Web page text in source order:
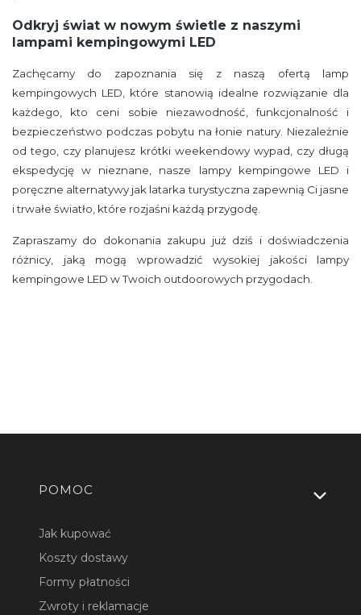
Odkryj świat w nowym świetle z naszymi
lampami kempingowymi LED
Zachęcamy do zapoznania się z naszą ofertą lamp
kempingowych LED, które stanowią idealne rozwiązanie dla
każdego, kto ceni sobie niezawodność, funkcjonalność i
bezpieczeństwo podczas pobytu na łonie natury. Niezależnie
od tego, czy planujesz krótki weekendowy wypad, czy długą
ekspedycję w nieznane, nasze lampy kempingowe LED i
poręczne alternatywy jak latarka turystyczna zapewnią Ci jasne
i trwałe światło, które rozjaśni każdą przygodę.
Zapraszamy do dokonania zakupu już dziś i doświadczenia
różnicy, jaką mogą wprowadzić wysokiej jakości lampy
kempingowe LED w Twoich outdoorowych przygodach.
Linki w stopce
POMOC
Jak kupować
Koszty dostawy
Formy płatności
Zwroty i reklamacje